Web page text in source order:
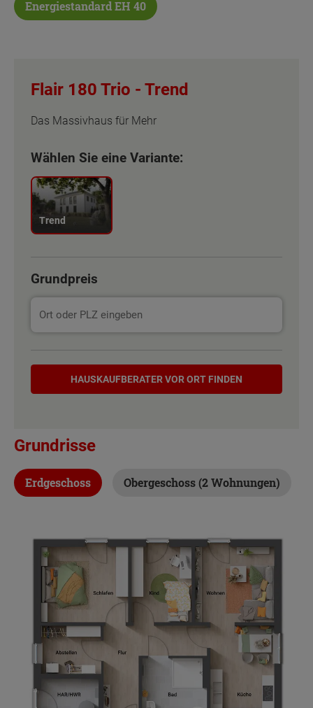
Energiestandard EH 40
Flair 180 Trio - Trend
Das Massivhaus für Mehr
Wählen Sie eine Variante:
Trend
Grundpreis
Hauskaufberater
HAUSKAUF­BERATER VOR ORT FINDEN
Grundrisse
Erdgeschoss Obergeschoss (2 Wohnungen)